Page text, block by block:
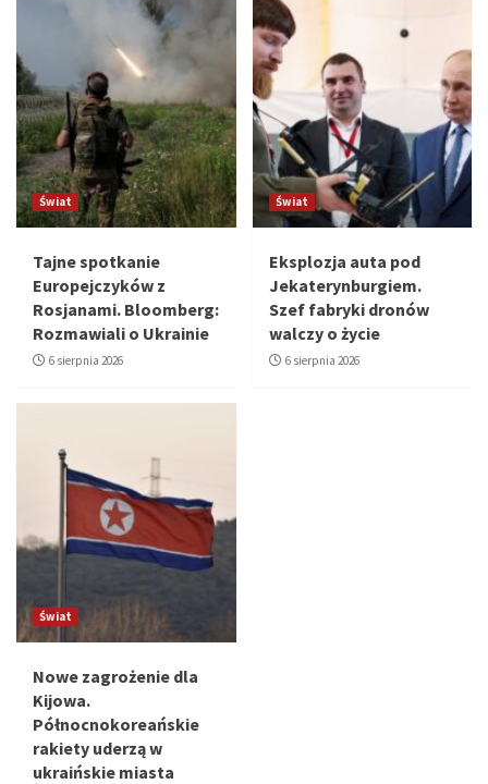
Świat
Tajne spotkanie
Europejczyków z
Rosjanami. Bloomberg:
Rozmawiali o Ukrainie
6 sierpnia 2026
Świat
Eksplozja auta pod
Jekaterynburgiem.
Szef fabryki dronów
walczy o życie
6 sierpnia 2026
Świat
Nowe zagrożenie dla
Kijowa.
Północnokoreańskie
rakiety uderzą w
ukraińskie miasta